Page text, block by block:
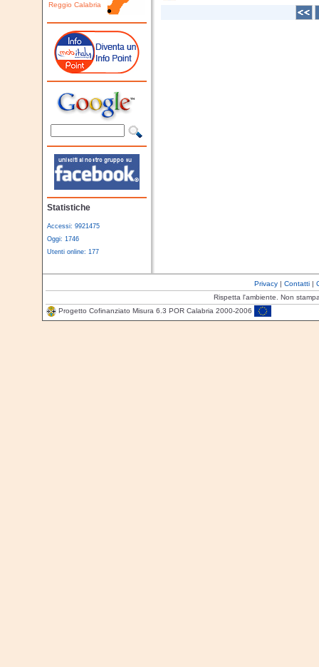
Reggio Calabria
Statistiche
Accessi: 9921475
Oggi: 1746
Utenti online: 177
Privacy| Contatti|
Rispetta l'ambiente. Non
Progetto Cofinanziato Misura 6.3 POR Calabria 2000-2006